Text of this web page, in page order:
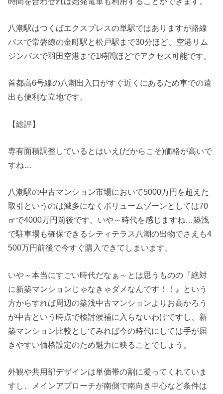
八潮駅はつくばエクスプレスの単駅ではありますが路線
バスで常磐線の金町駅と松戸駅まで30分ほど、空港リム
ジンバスで羽田空港まで1時間ほどでアクセス可能です。
首都高6号線の八潮出入口がすぐ近くにあるため車での遠
出も便利な立地です。
【総評】
専有面積調整しているとはいえ(だからこそ)価格が高いで
すね…
八潮駅の中古マンション市場において5000万円を超えた
取引というのは滅多になくボリュームゾーンとしては70
㎡で4000万円前後です。いや～時代を感じますね…築浅
で駐車場も確保できるシティテラス八潮の出物でさえも4
500万円前後で今すぐ購入できてしまいます。
いや～本当にすごい時代だなぁ～とは思うものの『絶対
に新築マンションじゃなきゃダメなんです！！』という
方からすれば周辺の築浅中古マンションよりお高かろう
が中古という時点で検討候補に入らないわけですし、新
築マンション比較としてみれば今の時代にしては手が届
きやすい価格設定のため魅力に映ることでしょう。
外観や共用部デザインは単価帯の割に凝ってくれていま
すし、メインアプローチが南側で南向き中心など条件は